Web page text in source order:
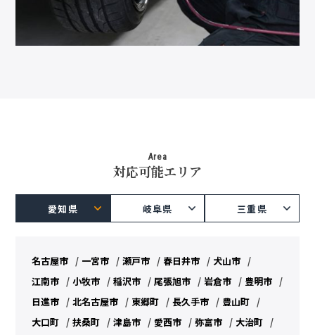
Area
対応可能エリア
愛知県 岐阜県 三重県
名古屋市 一宮市 瀬戸市 春日井市
犬山市
江南市
小牧市 稲沢市 尾張旭市 岩倉市
豊明市
日進市
北名古屋市 東郷町 長久手市
豊山町
大口町
扶桑町 津島市 愛西市 弥富市
大治町